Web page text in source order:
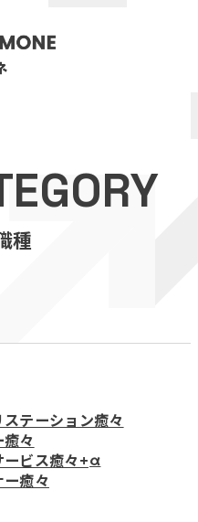
テーション癒々
癒々
種
テーション癒々
々
ビス癒々+α
癒々